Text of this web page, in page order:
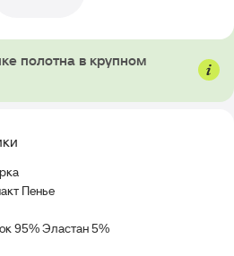
Пенье
95% Эластан 5%
полотна в крупном